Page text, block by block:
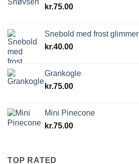
kr.75.00
Snebold med frost glimmer
kr.40.00
Grankogle
kr.75.00
Mini Pinecone
kr.75.00
TOP RATED